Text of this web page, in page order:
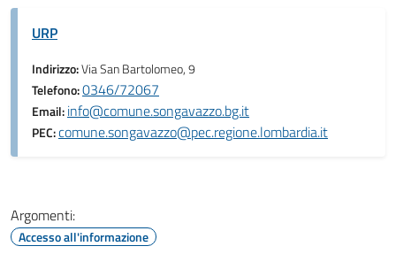
URP
Indirizzo:Via San Bartolomeo, 9
Telefono:0346/72067
Email:info@comune.songavazzo.bg.it
PEC:comune.songavazzo@pec.regione.lombardia.it
Argomenti:
Accesso all'informazione